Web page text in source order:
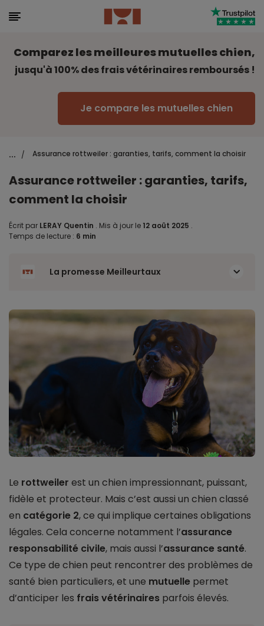
Comparez les meilleures mutuelles chien,
jusqu'à 100% des frais vétérinaires remboursés !
Je compare les mutuelles chien
... / Assurance rottweiler : garanties, tarifs, comment la choisir
Assurance rottweiler : garanties, tarifs,
comment la choisir
Écrit par LERAY Quentin . Mis à jour le 12 août 2025 .
Temps de lecture : 6 min
La promesse Meilleurtaux
Le rottweiler est un chien impressionnant, puissant,
fidèle et protecteur. Mais c’est aussi un chien classé
en catégorie 2, ce qui implique certaines obligations
légales. Cela concerne notamment l’assurance
responsabilité civile, mais aussi l’assurance santé.
Ce type de chien peut rencontrer des problèmes de
santé bien particuliers, et une mutuelle permet
d’anticiper les frais vétérinaires parfois élevés.